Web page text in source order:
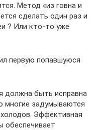
Метод «из говна и
сделать один раз и
? Или кто-то уже
первую попавшуюся
должна быть исправна
многие задумываются
Эффективная
обеспечивает